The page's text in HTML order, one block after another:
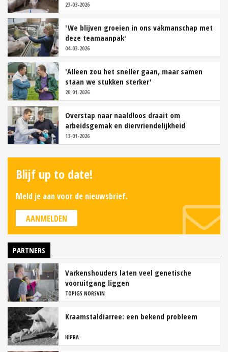
23-03-2026
'We blijven groeien in ons vakmanschap met
deze teamaanpak'
04-03-2026
'Alleen zou het sneller gaan, maar samen
staan we stukken sterker'
20-01-2026
Overstap naar naaldloos draait om
arbeidsgemak en diervriendelijkheid
13-01-2026
Blijf up to date!
Meld je aan voor de nieuwsbrief.
AANMELDEN
PARTNERS
Varkenshouders laten veel genetische
vooruitgang liggen
TOPIGS NORSVIN
Kraamstaldiarree: een bekend probleem
HIPRA